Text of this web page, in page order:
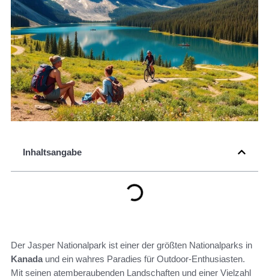
Inhaltsangabe
Der Jasper Nationalpark ist einer der größten Nationalparks in
Kanadaund ein wahres Paradies für Outdoor-Enthusiasten.
Mit seinen atemberaubenden Landschaften und einer Vielzahl